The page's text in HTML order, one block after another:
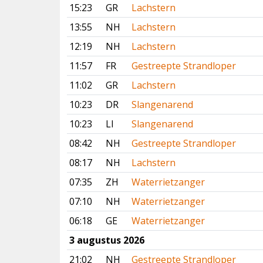
15:23 GR
Lachstern
13:55
NH
Lachstern
12:19
NH
Lachstern
11:57
FR
Gestreepte Strandloper
11:02
GR
Lachstern
10:23
DR
Slangenarend
10:23
LI
Slangenarend
08:42
NH
Gestreepte Strandloper
08:17
NH
Lachstern
07:35
ZH
Waterrietzanger
07:10
NH
Waterrietzanger
06:18
GE
Waterrietzanger
3 augustus 2026
21:02
NH Gestreepte Strandloper